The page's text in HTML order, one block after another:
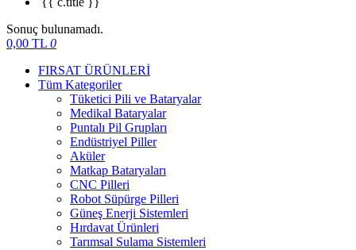
Sonuç bulunamadı.
0,00 TL 0
FIRSAT ÜRÜNLERİ
Tüm Kategoriler
Tüketici Pili ve Bataryalar
Medikal Bataryalar
Puntalı Pil Grupları
Endüstriyel Piller
Aküler
Matkap Bataryaları
CNC Pilleri
Robot Süpürge Pilleri
Güneş Enerji Sistemleri
Hırdavat Ürünleri
Tarımsal Sulama Sistemleri